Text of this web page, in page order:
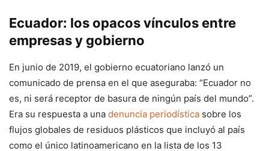
Ecuador: los opacos vínculos entre
empresas y gobierno
En junio de 2019, el gobierno ecuatoriano lanzó un
comunicado de prensa en el que aseguraba: “Ecuador no
es, ni será receptor de basura de ningún país del mundo”.
Era su respuesta a una denuncia periodística sobre los
flujos globales de residuos plásticos que incluyó al país
como el único latinoamericano en la lista de los 13